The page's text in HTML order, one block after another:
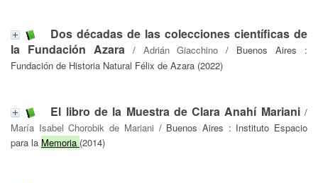
Dos décadas de las colecciones científicas de
la Fundación Azara/ Adrián Giacchino / Buenos Aires :
Fundación de Historia Natural Félix de Azara (2022)
El libro de la Muestra de Clara Anahí Mariani/
María Isabel Chorobik de Mariani / Buenos Aires : Instituto Espacio
para la Memoria (2014)